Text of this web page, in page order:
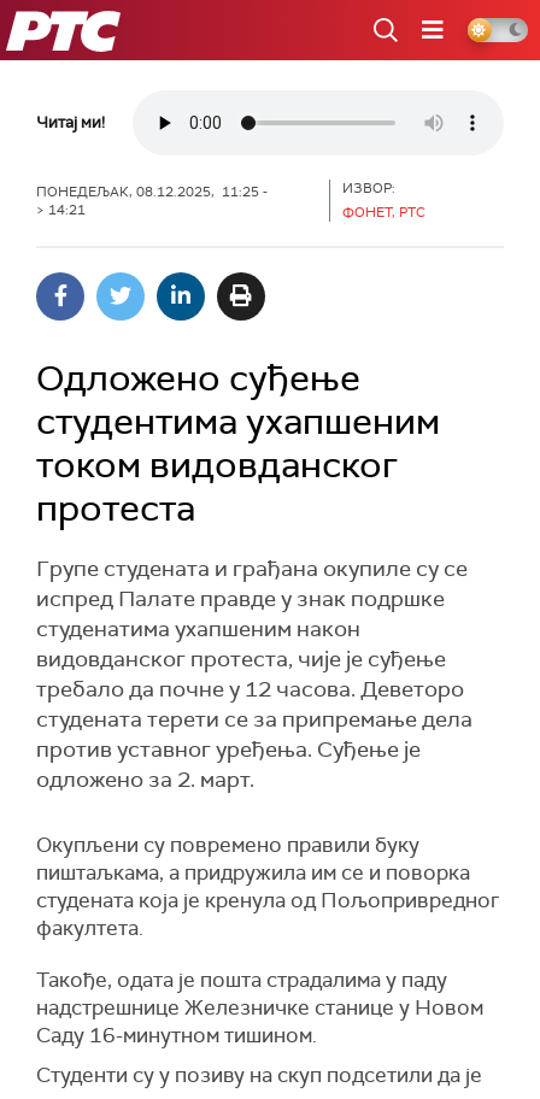
РТС
Читај ми!
ПОНЕДЕЉАК, 08.12.2025, 11:25 -
> 14:21
ИЗВОР:
ФОНЕТ, РТС
Одложено суђење
студентима ухапшеним
током видовданског
протеста
Групе студената и грађана окупиле су се
испред Палате правде у знак подршке
студенатима ухапшеним након
видовданског протеста, чије је суђење
требало да почне у 12 часова. Деветоро
студената терети се за припремање дела
против уставног уређења. Суђење је
одложено за 2. март.
Окупљени су повремено правили буку
пиштаљкама, а придружила им се и поворка
студената која је кренула од Пољопривредног
факултета.
Такође, одата је пошта страдалима у паду
надстрешнице Железничке станице у Новом
Саду 16-минутном тишином.
Студенти су у позиву на скуп подсетили да је